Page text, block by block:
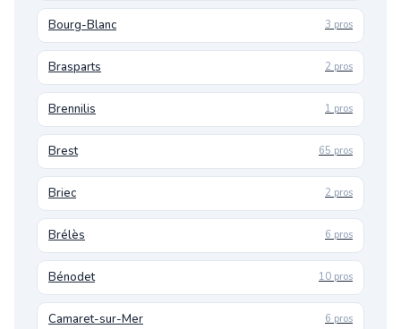
Bourg-Blanc 3 pros
Brasparts 2 pros
Brennilis 1 pros
Brest 65 pros
Briec 2 pros
Brélès 6 pros
Bénodet 10 pros
Camaret-sur-Mer 6 pros